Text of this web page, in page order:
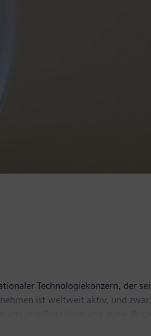
Technologiekonzern, der
ist weltweit aktiv, und
von Siemens